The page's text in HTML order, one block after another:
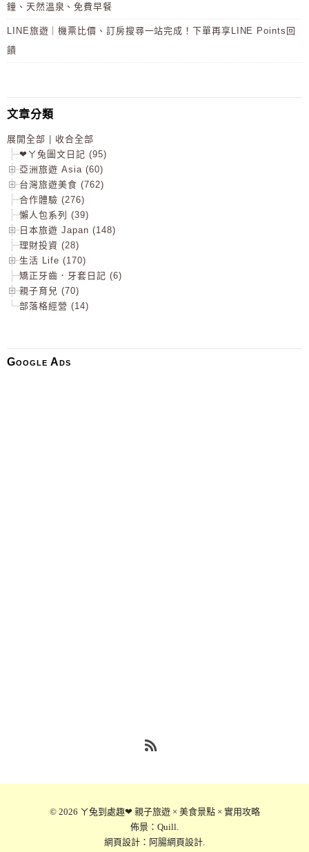
鐘、天然溫泉、免費早餐
LINE旅遊｜機票比價、訂房搜尋一站完成！下單再享LINE Points回
饋
文章分類
展開全部 | 收合全部
❤ㄚ兔圖文日記 (95)
亞洲旅遊 Asia (60)
台灣旅遊美食 (762)
合作體驗 (276)
懶人包系列 (39)
日本旅遊 Japan (148)
理財投資 (28)
生活 Life (170)
矯正牙齒．牙套日記 (6)
親子育兒 (70)
部落格經營 (14)
Google Ads
© 2026 ㄚ兔到處趣❤ 親子旅遊 × 美食景點 × 實用攻略
佈景： Quill
網頁設計： 阿腸網頁設計